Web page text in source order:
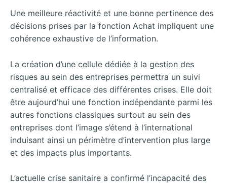
Une meilleure réactivité et une bonne pertinence des
décisions prises par la fonction Achat impliquent une
cohérence exhaustive de l’information.
La création d’une cellule dédiée à la gestion des
risques au sein des entreprises permettra un suivi
centralisé et efficace des différentes crises. Elle doit
être aujourd’hui une fonction indépendante parmi les
autres fonctions classiques surtout au sein des
entreprises dont l’image s’étend à l’international
induisant ainsi un périmètre d’intervention plus large
et des impacts plus importants.
L’actuelle crise sanitaire a confirmé l’incapacité des